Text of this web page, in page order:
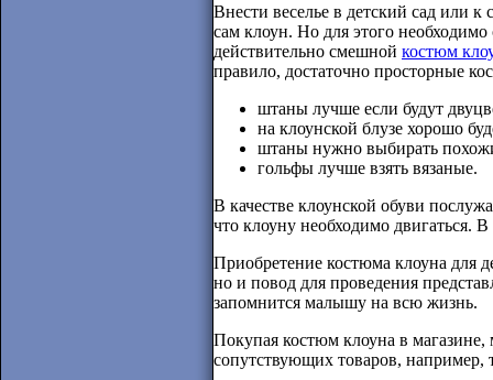
Внести веселье в детский сад или
сам клоун. Но для этого
действительно смешной костюм
правило, достаточно просторные
штаны лучше если будут
на клоунской блузе хорошо
штаны нужно выбирать
гольфы лучше взять вязаные.
В качестве клоунской обуви
что клоуну необходимо двигаться.
Приобретение костюма клоуна для
но и повод для проведения
запомнится малышу на всю жизнь.
Покупая костюм клоуна в магазине,
сопутствующих товаров, например,